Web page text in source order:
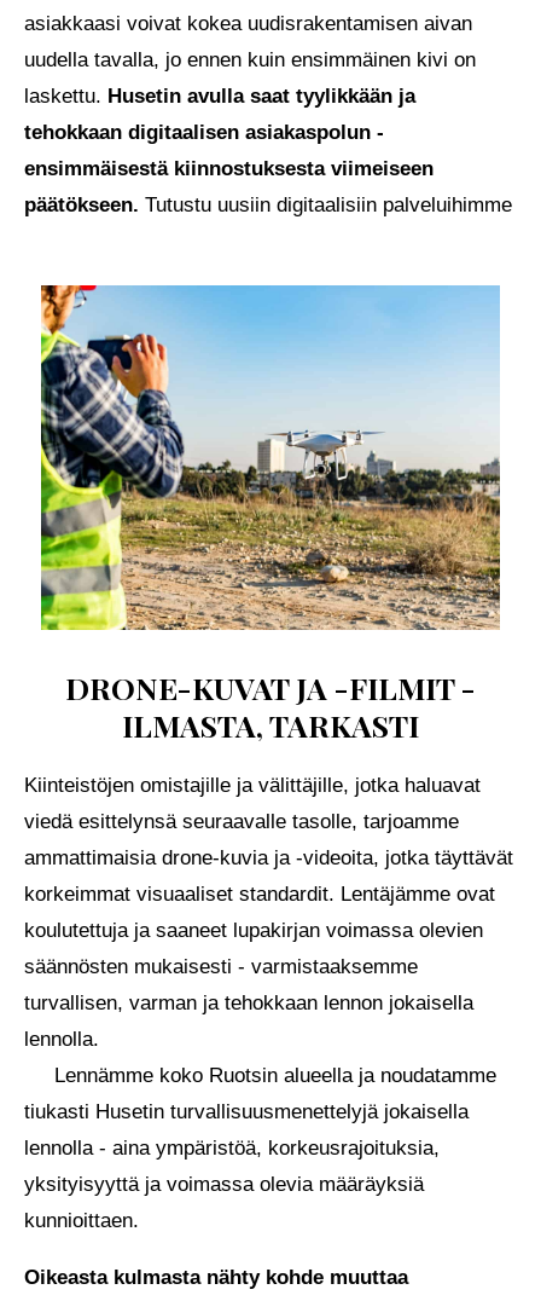
asiakkaasi voivat kokea uudisrakentamisen aivan
uudella tavalla, jo ennen kuin ensimmäinen kivi on
laskettu. Husetin avulla saat tyylikkään ja
tehokkaan digitaalisen asiakaspolun -
ensimmäisestä kiinnostuksesta viimeiseen
päätökseen. Tutustu uusiin digitaalisiin palveluihimme
DRONE-KUVAT JA -FILMIT -
ILMASTA, TARKASTI
Kiinteistöjen omistajille ja välittäjille, jotka haluavat
viedä esittelynsä seuraavalle tasolle, tarjoamme
ammattimaisia drone-kuvia ja -videoita, jotka täyttävät
korkeimmat visuaaliset standardit. Lentäjämme ovat
koulutettuja ja saaneet lupakirjan voimassa olevien
säännösten mukaisesti - varmistaaksemme
turvallisen, varman ja tehokkaan lennon jokaisella
lennolla.
Lennämme koko Ruotsin alueella ja noudatamme
tiukasti Husetin turvallisuusmenettelyjä jokaisella
lennolla - aina ympäristöä, korkeusrajoituksia,
yksityisyyttä ja voimassa olevia määräyksiä
kunnioittaen.
Oikeasta kulmasta nähty kohde muuttaa